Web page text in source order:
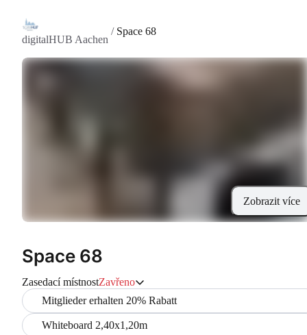
digitalHUB Aachen
/ Space 68
Zobrazit více
Space 68
Zasedací místnostZavřeno
Mitglieder erhalten 20% Rabatt
Whiteboard 2,40x1,20m